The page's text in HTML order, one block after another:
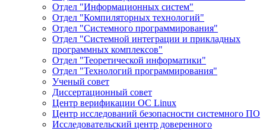
Отдел "Информационных систем"
Отдел "Компиляторных технологий"
Отдел "Системного программирования"
Отдел "Системной интеграции и прикладных
программных комплексов"
Отдел "Теоретической информатики"
Отдел "Технологий программирования"
Ученый совет
Диссертационный совет
Центр верификации ОС Linux
Центр исследований безопасности системного ПО
Исследовательский центр доверенного